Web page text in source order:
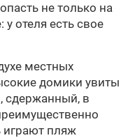
не только на
у отеля есть свое
местных
домики увиты
сдержанный, в
играют пляж